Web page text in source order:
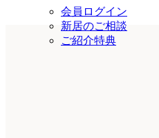
会員ログイン
新居のご相談
ご紹介特典